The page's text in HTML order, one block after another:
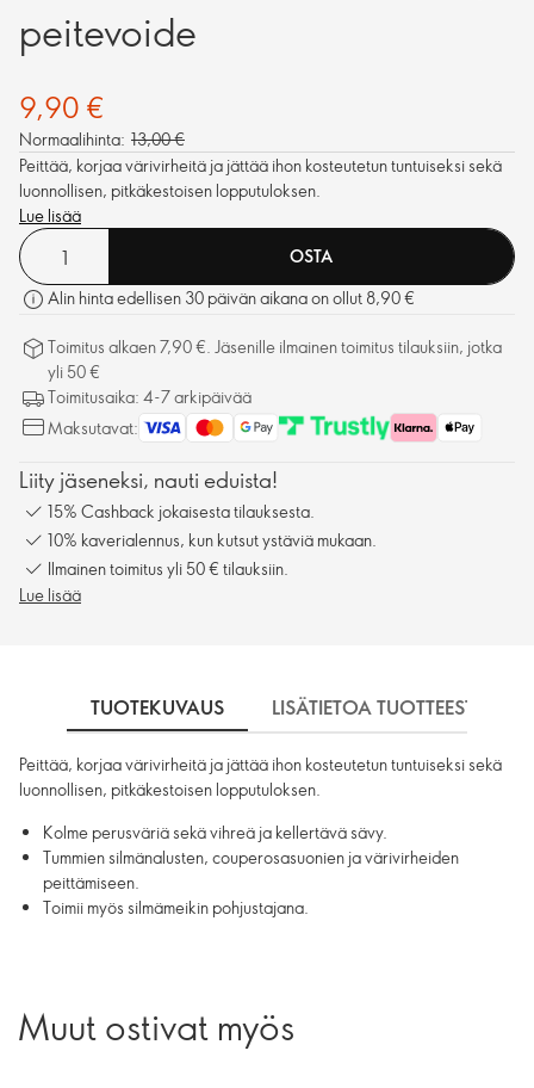
peitevoide
9,90 €
Normaalihinta: 13,00 €
Peittää, korjaa värivirheitä ja jättää ihon kosteutetun tuntuiseksi sekä
luonnollisen, pitkäkestoisen lopputuloksen.
Lue lisää
OSTA
Alin hinta edellisen 30 päivän aikana on ollut 8,90 €
Toimitus alkaen 7,90 €. Jäsenille ilmainen toimitus tilauksiin, jotka
yli 50 €
Toimitusaika: 4-7 arkipäivää
Maksutavat:
Liity jäseneksi, nauti eduista!
15% Cashback jokaisesta tilauksesta.
10% kaverialennus, kun kutsut ystäviä mukaan.
Ilmainen toimitus yli 50 € tilauksiin.
Lue lisää
TUOTEKUVAUS LISÄTIETOA TUOTTEESTA
Peittää, korjaa värivirheitä ja jättää ihon kosteutetun tuntuiseksi sekä
luonnollisen, pitkäkestoisen lopputuloksen.
Kolme perusväriä sekä vihreä ja kellertävä sävy.
Tummien silmänalusten, couperosasuonien ja värivirheiden
peittämiseen.
Toimii myös silmämeikin pohjustajana.
Muut ostivat myös